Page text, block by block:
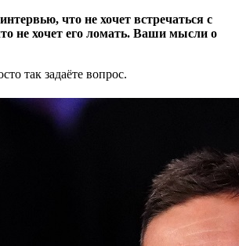
что не хочет встречаться с
не хочет его ломать. Ваши мысли о
так задаёте вопрос.